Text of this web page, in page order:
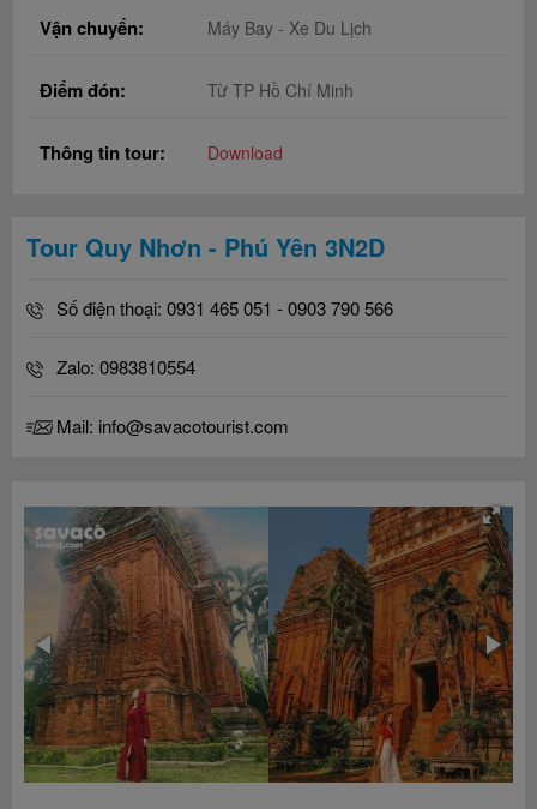
Vận chuyển: Máy Bay - Xe Du Lịch
Điểm đón: Từ TP Hồ Chí Minh
Thông tin tour: Download
Tour Quy Nhơn - Phú Yên 3N2D
Số điện thoại: 0931 465 051 - 0903 790 566
Zalo: 0983810554
Mail: info@savacotourist.com